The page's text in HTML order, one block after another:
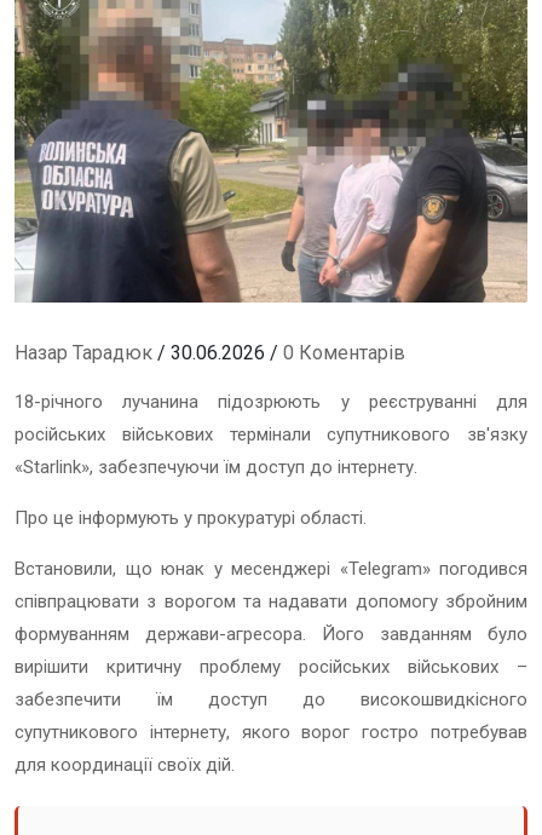
Назар Тарадюк / 30.06.2026 / 0 Коментарів
18-річного лучанина підозрюють у реєструванні для
російських військових термінали супутникового зв'язку
«Starlink», забезпечуючи їм доступ до інтернету.
Про це інформують у прокуратурі області.
Встановили, що юнак у месенджері «Telegram» погодився
співпрацювати з ворогом та надавати допомогу збройним
формуванням держави-агресора. Його завданням було
вирішити критичну проблему російських військових –
забезпечити їм доступ до високошвидкісного
супутникового інтернету, якого ворог гостро потребував
для координації своїх дій.